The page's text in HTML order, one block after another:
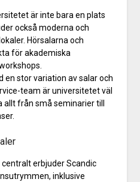
är inte bara en plats
också moderna och
Hörsalarna och
för akademiska
en stor variation av salar och
team är universitetet väl
från små seminarier till
centralt erbjuder Scandic
inklusive